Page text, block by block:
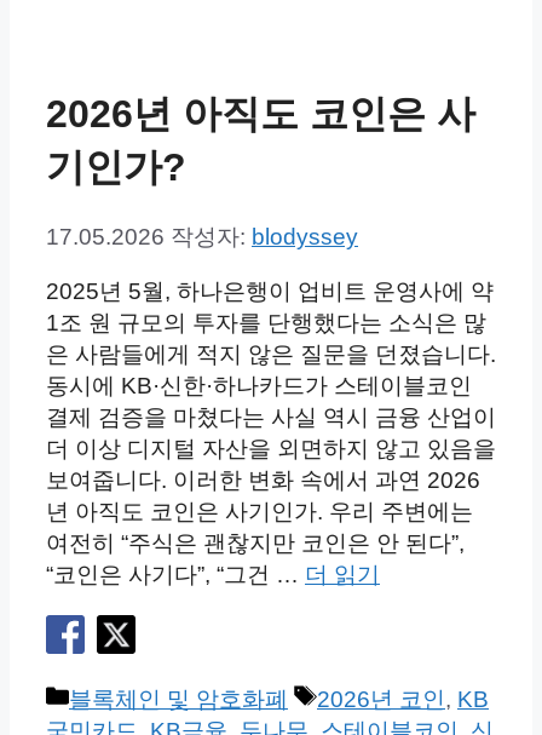
2026년 아직도 코인은 사
기인가?
17.05.2026 작성자: blodyssey
2025년 5월, 하나은행이 업비트 운영사에 약
1조 원 규모의 투자를 단행했다는 소식은 많
은 사람들에게 적지 않은 질문을 던졌습니다.
동시에 KB·신한·하나카드가 스테이블코인
결제 검증을 마쳤다는 사실 역시 금융 산업이
더 이상 디지털 자산을 외면하지 않고 있음을
보여줍니다. 이러한 변화 속에서 과연 2026
년 아직도 코인은 사기인가. 우리 주변에는
여전히 “주식은 괜찮지만 코인은 안 된다”,
“코인은 사기다”, “그건 … 더 읽기
카
블록체인 및 암호화폐
태
2026년 코인, KB